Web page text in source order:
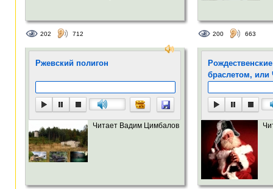
202 712 200 663
Ржевский полигон
Читает Вадим Цимбалов
браслетом, или